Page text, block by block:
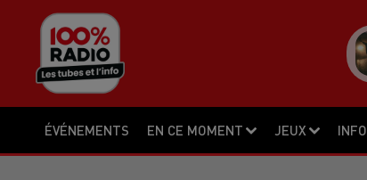
ÉVÉNEMENTS EN CE MOMENT JEUX